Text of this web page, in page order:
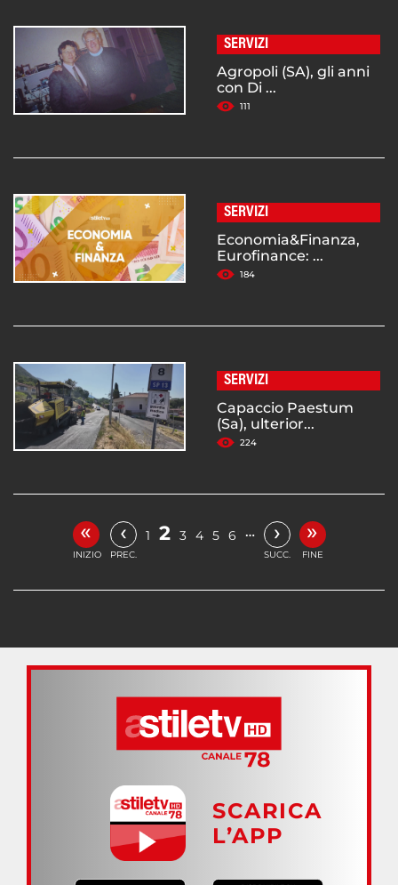
SERVIZI
Agropoli (SA), gli anni
con Di ...
111
SERVIZI
Economia&Finanza,
Eurofinance: ...
184
SERVIZI
Capaccio Paestum
(Sa), ulterior...
224
«
INIZIO
‹
PREC.
1 2 3 4 5 6 … ›
SUCC.
»
FINE
SCARICA
L’APP